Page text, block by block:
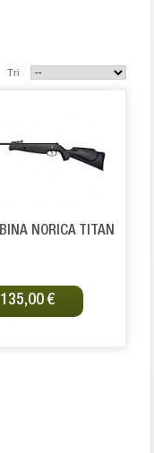
Tri
NORICA TITAN
135,00 €